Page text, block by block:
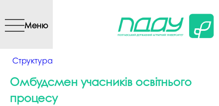
вмісту
Меню
Ви є тут
Структура
Омбудсмен учасників освітнього
процесу